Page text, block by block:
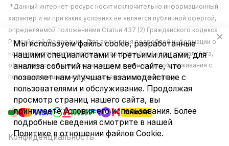
*Данный интернет-ресурс носит исключительно информационный
характер и ни при каких условиях не является публичной офертой,
определяемой положениями Статьи 437 (2) Гражданского кодекса
Российской Федерации. Для получения подробной информации о
наличии и стоимости указанных товаров и (или) услуг, пожалуйста,
обращайтесь к менеджерам отдела клиентского обслуживания с
помощью специальной формы связи или по телефону.
Конфиденциальность
Мы используем файлы cookie, разработанные
нашими специалистами и третьими лицами, для
анализа событий на нашем веб-сайте, что
позволяет нам улучшать взаимодействие с
пользователями и обслуживание. Продолжая
просмотр страниц нашего сайта, вы
принимаете условия его использования. Более
подробные сведения смотрите в нашей
Политике в отношении файлов Cookie.